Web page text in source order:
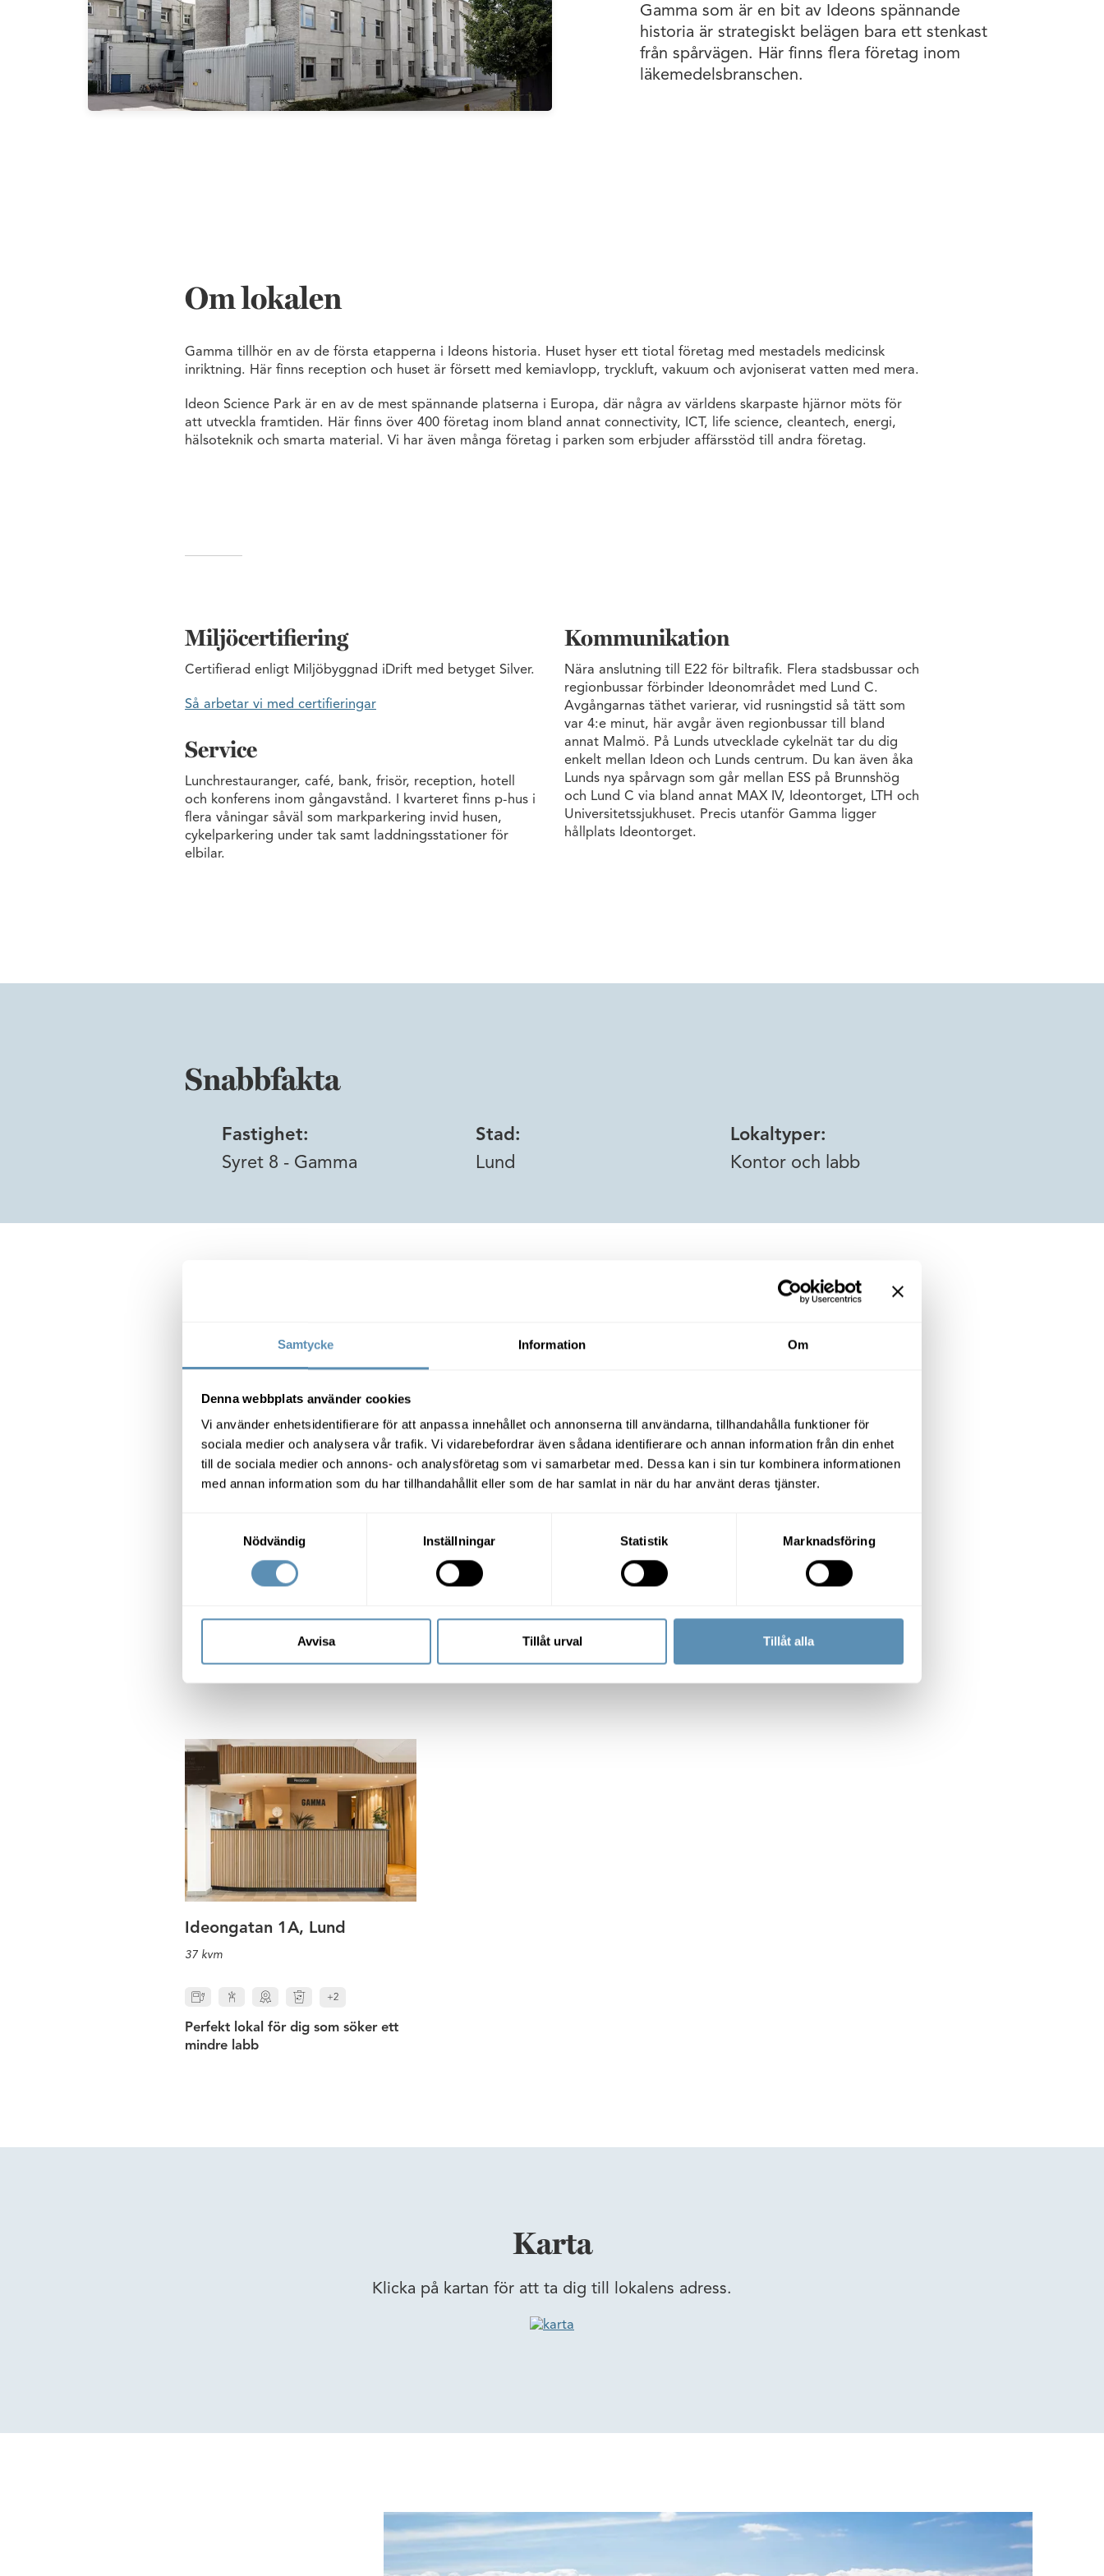
Samtycke Information Om
Denna webbplats använder cookies
Vi använder enhetsidentifierare för att anpassa innehållet och annonserna till användarna, tillhandahålla funktioner för
sociala medier och analysera vår trafik. Vi vidarebefordrar även sådana identifierare och annan information från din enhet
till de sociala medier och annons- och analysföretag som vi samarbetar med. Dessa kan i sin tur kombinera informationen
med annan information som du har tillhandahållit eller som de har samlat in när du har använt deras tjänster.
Nödvändig
Inställningar Statistik Marknadsföring
Avvisa Tillåt urval Tillåt alla
Gamma som är en bit av Ideons spännande
historia är strategiskt belägen bara ett stenkast
från spårvägen. Här finns flera företag inom
läkemedelsbranschen.
Om lokalen
Gamma tillhör en av de första etapperna i Ideons historia. Huset hyser ett tiotal företag med mestadels medicinsk
inriktning. Här finns reception och huset är försett med kemiavlopp, tryckluft, vakuum och avjoniserat vatten med mera.
Ideon Science Park är en av de mest spännande platserna i Europa, där några av världens skarpaste hjärnor möts för
att utveckla framtiden. Här finns över 400 företag inom bland annat connectivity, ICT, life science, cleantech, energi,
hälsoteknik och smarta material. Vi har även många företag i parken som erbjuder affärsstöd till andra företag.
Miljöcertifiering
Certifierad enligt Miljöbyggnad iDrift med betyget Silver.
Så arbetar vi med certifieringar
Service
Lunchrestauranger, café, bank, frisör, reception, hotell
och konferens inom gångavstånd. I kvarteret finns p-hus i
flera våningar såväl som markparkering invid husen,
cykelparkering under tak samt laddningsstationer för
elbilar.
Kommunikation
Nära anslutning till E22 för biltrafik. Flera stadsbussar och
regionbussar förbinder Ideonområdet med Lund C.
Avgångarnas täthet varierar, vid rusningstid så tätt som
var 4:e minut, här avgår även regionbussar till bland
annat Malmö. På Lunds utvecklade cykelnät tar du dig
enkelt mellan Ideon och Lunds centrum. Du kan även åka
Lunds nya spårvagn som går mellan ESS på Brunnshög
och Lund C via bland annat MAX IV, Ideontorget, LTH och
Universitetssjukhuset. Precis utanför Gamma ligger
hållplats Ideontorget.
Snabbfakta
Fastighet:
Syret 8 - Gamma
Stad:
Lund
Lokaltyper:
Kontor och labb
Ideongatan 1A, Lund Ideongatan 1A, Lund
360 - 802 kvm
Ideongatan 1A, Lund
Perfekt lokal för dig som söker ett mindre labb
Ideongatan 1A, Lund
37 kvm
+2
Perfekt lokal för dig som söker ett
mindre labb
Karta
Klicka på kartan för att ta dig till lokalens adress.